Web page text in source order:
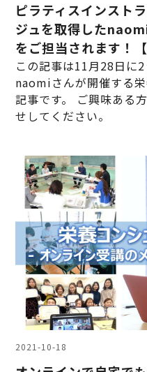
ピラティスインスト
ジュを取得した
をご担当されます！
この記事は11月28日に
naomiさんが開催する
記事です。 ご興味ある
せしてください。
2021-10-18